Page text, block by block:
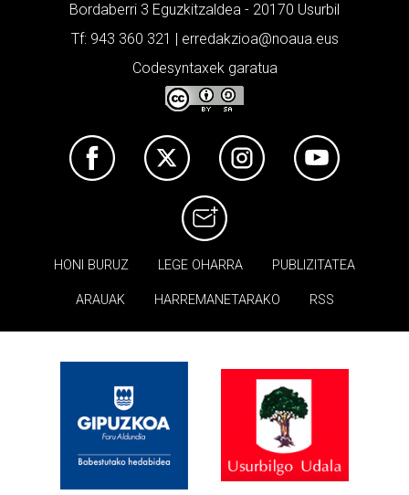
Bordaberri 3 Eguzkitzaldea - 20170 Usurbil
Tf: 943 360 321 | erredakzioa@noaua.eus
Codesyntaxek garatua
HONI BURUZ LEGE OHARRA PUBLIZITATEA
ARAUAK HARREMANETARAKO RSS